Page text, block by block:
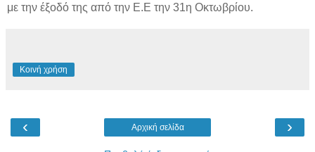
με την έξοδό της από την Ε.Ε την 31η Οκτωβρίου.
Κοινή χρήση
‹ ›
Αρχική σελίδα